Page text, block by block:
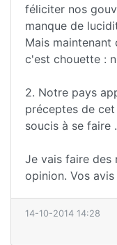
féliciter nos
manque de
Mais maintenant
c'est chouette :
2. Notre pays
préceptes de
soucis à se faire
Je vais faire des
opinion. Vos
14-10-2014 14:28